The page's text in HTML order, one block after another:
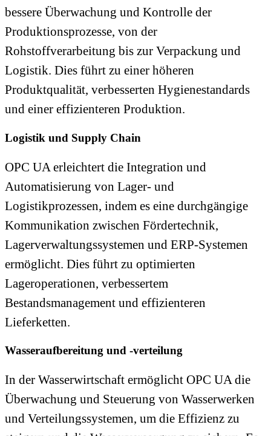
bessere Überwachung und Kontrolle der
Produktionsprozesse, von der
Rohstoffverarbeitung bis zur Verpackung und
Logistik. Dies führt zu einer höheren
Produktqualität, verbesserten Hygienestandards
und einer effizienteren Produktion.
Logistik und Supply Chain
OPC UA erleichtert die Integration und
Automatisierung von Lager- und
Logistikprozessen, indem es eine durchgängige
Kommunikation zwischen Fördertechnik,
Lagerverwaltungssystemen und ERP-Systemen
ermöglicht. Dies führt zu optimierten
Lageroperationen, verbessertem
Bestandsmanagement und effizienteren
Lieferketten.
Wasseraufbereitung und -verteilung
In der Wasserwirtschaft ermöglicht OPC UA die
Überwachung und Steuerung von Wasserwerken
und Verteilungssystemen, um die Effizienz zu